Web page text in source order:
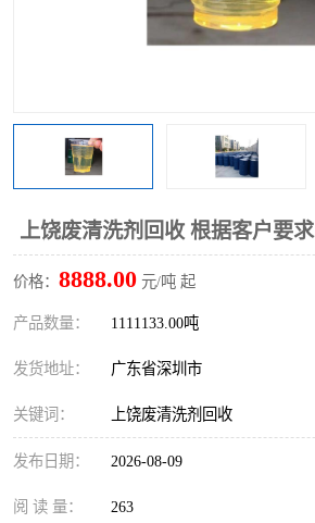
上饶废清洗剂回收 根据客户要求
价格： 8888.00 元/吨 起
产品数量： 1111133.00吨
发货地址： 广东省深圳市
关键词： 上饶废清洗剂回收
发布日期： 2026-08-09
阅 读 量： 263